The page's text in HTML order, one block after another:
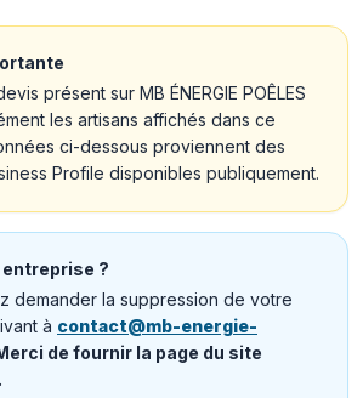
présent sur MB ÉNERGIE POÊLES
les artisans affichés dans ce
ci-dessous proviennent des
Profile disponibles publiquement.
entreprise ?
demander la suppression de votre
à contact@mb-energie-
de fournir la page du site